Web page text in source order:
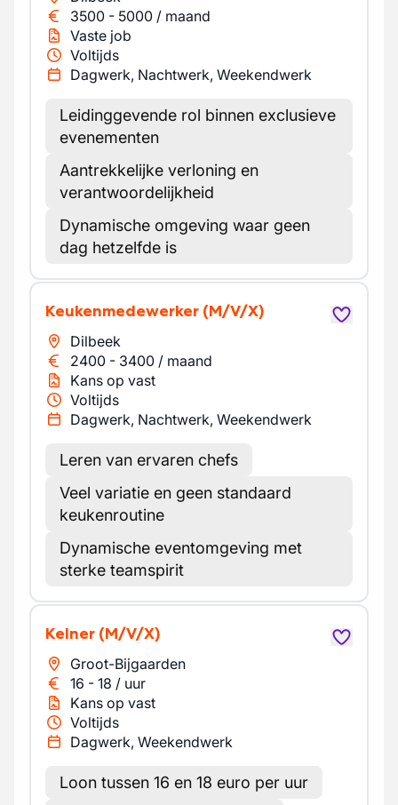
3500 - 5000 / maand
Vaste job
Voltijds
Dagwerk, Nachtwerk, Weekendwerk
Leidinggevende rol binnen exclusieve
evenementen
Aantrekkelijke verloning en
verantwoordelijkheid
Dynamische omgeving waar geen
dag hetzelfde is
Keukenmedewerker (M/V/X)
Dilbeek
2400 - 3400 / maand
Kans op vast
Voltijds
Dagwerk, Nachtwerk, Weekendwerk
Leren van ervaren chefs
Veel variatie en geen standaard
keukenroutine
Dynamische eventomgeving met
sterke teamspirit
Kelner (M/V/X)
Groot-Bijgaarden
16 - 18 / uur
Kans op vast
Voltijds
Dagwerk, Weekendwerk
Loon tussen 16 en 18 euro per uur